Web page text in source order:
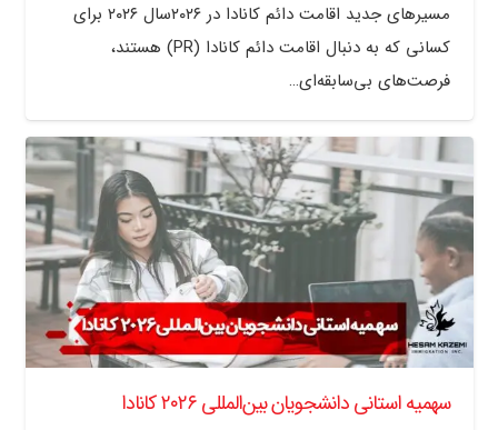
مسیرهای جدید اقامت دائم کانادا در ۲۰۲۶سال ۲۰۲۶ برای
کسانی که به دنبال اقامت دائم کانادا (PR) هستند،
فرصت‌های بی‌سابقه‌ای…
سهمیه استانی دانشجویان بین‌المللی ۲۰۲۶ کانادا